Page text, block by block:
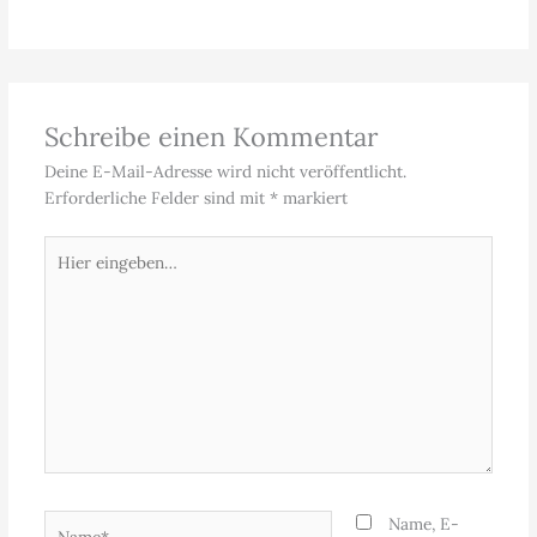
Schreibe einen Kommentar
Deine E-Mail-Adresse wird nicht veröffentlicht.
Erforderliche Felder sind mit *markiert
eingeben…
Name, E-